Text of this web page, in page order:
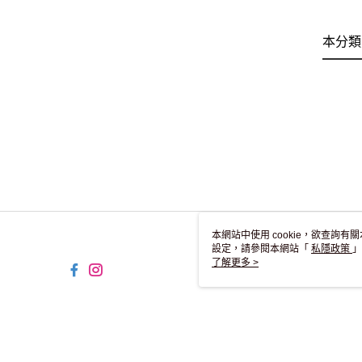
本分
本網站中使用 cookie，欲查詢有
設定，請參閱本網站「 私隱政策
用 cookie。
了解更多 >